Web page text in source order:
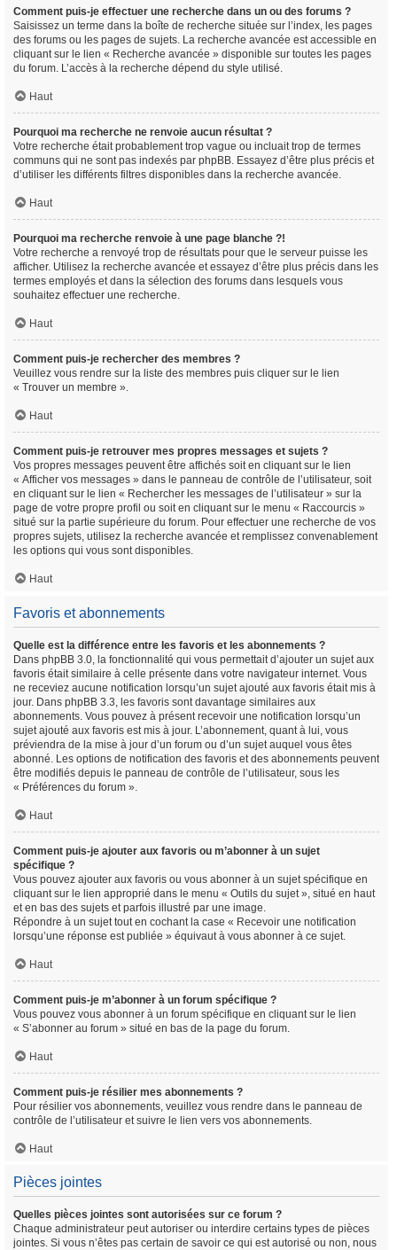
Comment puis-je effectuer une recherche dans un ou des forums ?
Saisissez un terme dans la boîte de recherche située sur l’index, les pages
des forums ou les pages de sujets. La recherche avancée est accessible en
cliquant sur le lien « Recherche avancée » disponible sur toutes les pages
du forum. L’accès à la recherche dépend du style utilisé.
Haut
Pourquoi ma recherche ne renvoie aucun résultat ?
Votre recherche était probablement trop vague ou incluait trop de termes
communs qui ne sont pas indexés par phpBB. Essayez d’être plus précis et
d’utiliser les différents filtres disponibles dans la recherche avancée.
Haut
Pourquoi ma recherche renvoie à une page blanche ?!
Votre recherche a renvoyé trop de résultats pour que le serveur puisse les
afficher. Utilisez la recherche avancée et essayez d’être plus précis dans les
termes employés et dans la sélection des forums dans lesquels vous
souhaitez effectuer une recherche.
Haut
Comment puis-je rechercher des membres ?
Veuillez vous rendre sur la liste des membres puis cliquer sur le lien
« Trouver un membre ».
Haut
Comment puis-je retrouver mes propres messages et sujets ?
Vos propres messages peuvent être affichés soit en cliquant sur le lien
« Afficher vos messages » dans le panneau de contrôle de l’utilisateur, soit
en cliquant sur le lien « Rechercher les messages de l’utilisateur » sur la
page de votre propre profil ou soit en cliquant sur le menu « Raccourcis »
situé sur la partie supérieure du forum. Pour effectuer une recherche de vos
propres sujets, utilisez la recherche avancée et remplissez convenablement
les options qui vous sont disponibles.
Haut
Favoris et abonnements
Quelle est la différence entre les favoris et les abonnements ?
Dans phpBB 3.0, la fonctionnalité qui vous permettait d’ajouter un sujet aux
favoris était similaire à celle présente dans votre navigateur internet. Vous
ne receviez aucune notification lorsqu’un sujet ajouté aux favoris était mis à
jour. Dans phpBB 3.3, les favoris sont davantage similaires aux
abonnements. Vous pouvez à présent recevoir une notification lorsqu’un
sujet ajouté aux favoris est mis à jour. L’abonnement, quant à lui, vous
préviendra de la mise à jour d’un forum ou d’un sujet auquel vous êtes
abonné. Les options de notification des favoris et des abonnements peuvent
être modifiés depuis le panneau de contrôle de l’utilisateur, sous les
« Préférences du forum ».
Haut
Comment puis-je ajouter aux favoris ou m’abonner à un sujet
spécifique ?
Vous pouvez ajouter aux favoris ou vous abonner à un sujet spécifique en
cliquant sur le lien approprié dans le menu « Outils du sujet », situé en haut
et en bas des sujets et parfois illustré par une image.
Répondre à un sujet tout en cochant la case « Recevoir une notification
lorsqu’une réponse est publiée » équivaut à vous abonner à ce sujet.
Haut
Comment puis-je m’abonner à un forum spécifique ?
Vous pouvez vous abonner à un forum spécifique en cliquant sur le lien
« S’abonner au forum » situé en bas de la page du forum.
Haut
Comment puis-je résilier mes abonnements ?
Pour résilier vos abonnements, veuillez vous rendre dans le panneau de
contrôle de l’utilisateur et suivre le lien vers vos abonnements.
Haut
Pièces jointes
Quelles pièces jointes sont autorisées sur ce forum ?
Chaque administrateur peut autoriser ou interdire certains types de pièces
jointes. Si vous n’êtes pas certain de savoir ce qui est autorisé ou non, nous